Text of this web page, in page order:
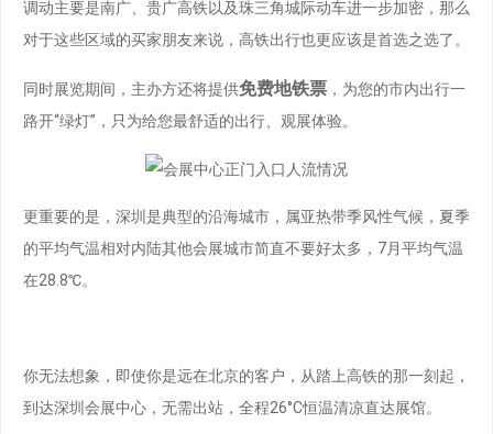
调动主要是南广、贵广高铁以及珠三角城际动车进一步加密，那么
对于这些区域的买家朋友来说，高铁出行也更应该是首选之选了。
同时展览期间，主办方还将提供免费地铁票 ，为您的市内出行一
路开“绿灯”，只为给您最舒适的出行、观展体验。
更重要的是，深圳是典型的沿海城市，属亚热带季风性气候，夏季
的平均气温相对内陆其他会展城市简直不要好太多，7月平均气温
在28.8℃。
你无法想象，即使你是远在北京的客户，从踏上高铁的那一刻起，
到达深圳会展中心，无需出站，全程26°C恒温清凉直达展馆。